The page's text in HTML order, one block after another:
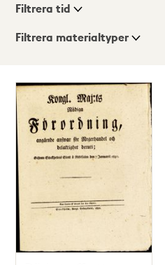
Visningsläge
ListaKarta
Filtrera tid
Filtrera materialtyper
träffar